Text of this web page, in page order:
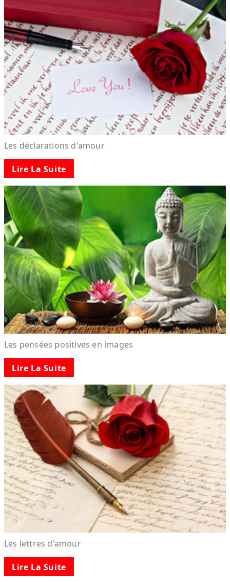
Les déclarations d'amour
Lire La Suite
Les pensées positives en images
Lire La Suite
Les lettres d'amour
Lire La Suite